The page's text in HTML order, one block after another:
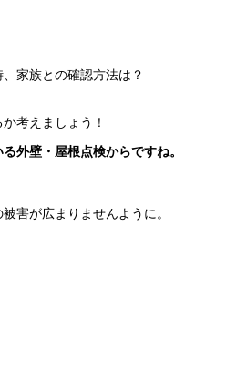
家族との確認方法は？
考えましょう！
外壁・屋根点検からですね。
害が広まりませんように。